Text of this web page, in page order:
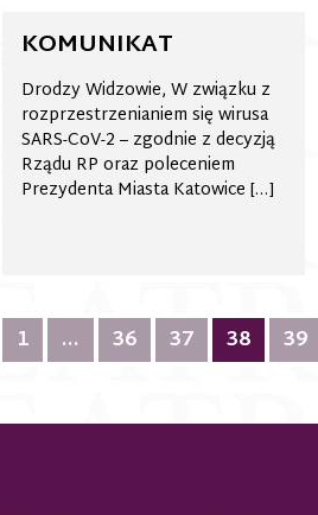
KOMUNIKAT
Drodzy Widzowie, W związku z
rozprzestrzenianiem się wirusa
SARS-CoV-2 – zgodnie z decyzją
Rządu RP oraz poleceniem
Prezydenta Miasta Katowice […]
Nawigacja
po
wpisach
1 … 36 37 38 39